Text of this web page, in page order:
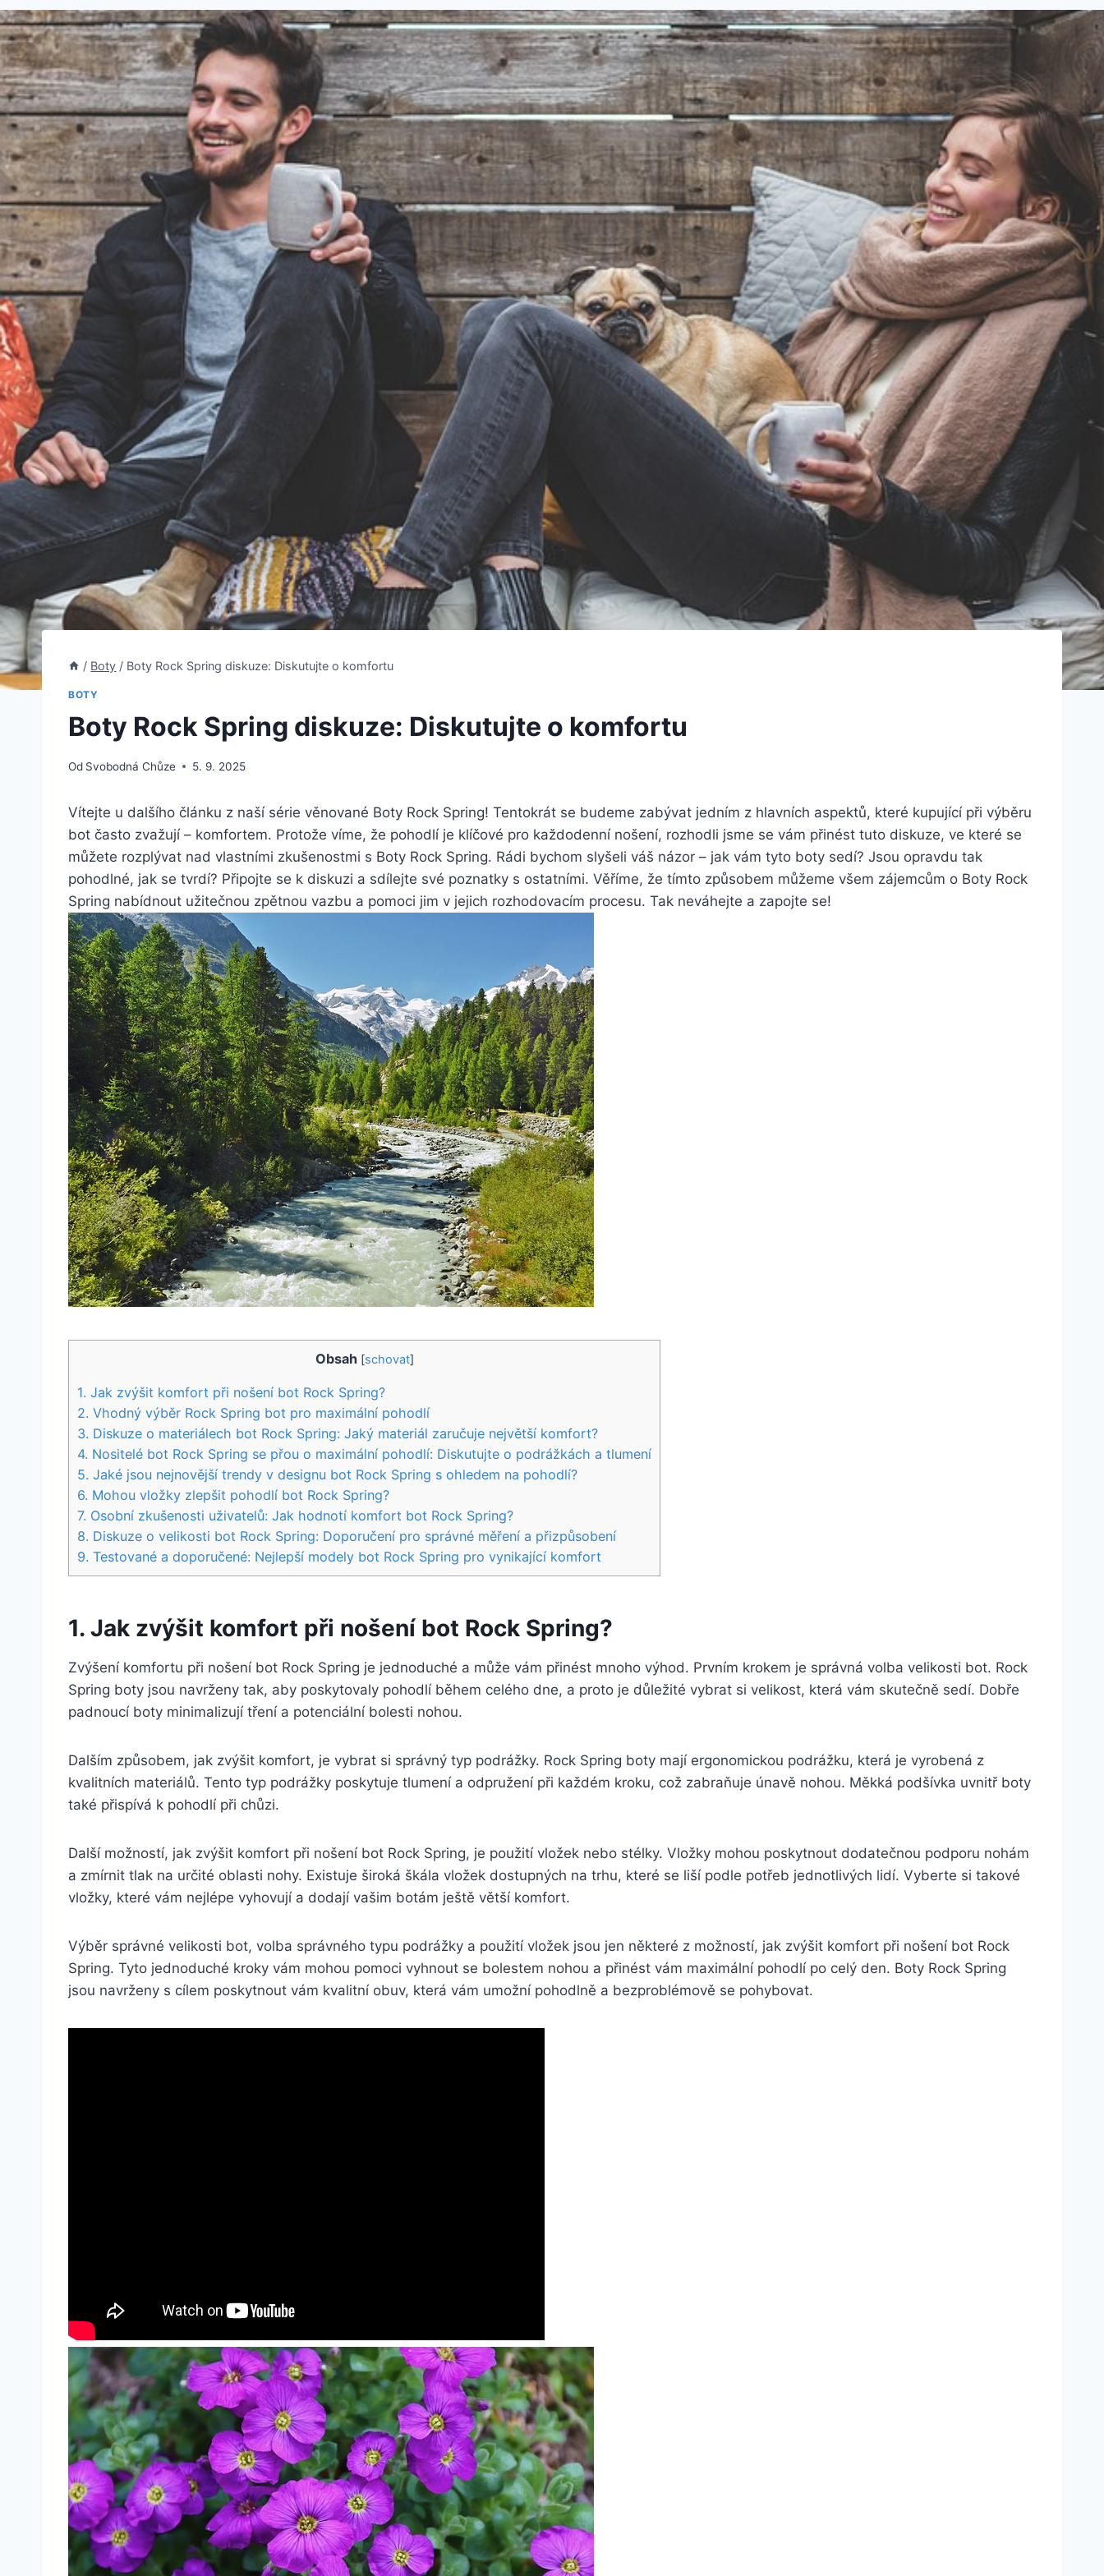
/ Boty / Boty Rock Spring diskuze: Diskutujte o komfortu
BOTY
Boty Rock Spring diskuze: Diskutujte o komfortu
Od Svobodná Chůze 5. 9. 2025
Vítejte u dalšího článku z⁢ naší série věnované Boty Rock‌ Spring! Tentokrát se budeme zabývat‌ jedním z hlavních⁤ aspektů, které kupující při výběru
bot často zvažují⁢ – komfortem. Protože víme, že pohodlí je klíčové pro každodenní nošení, rozhodli jsme se vám ⁢přinést tuto diskuze, ve ⁤které se
‌můžete rozplývat nad ‍vlastními zkušenostmi s Boty Rock Spring. Rádi bychom slyšeli váš ⁤názor – ​jak vám⁣ tyto boty sedí? Jsou opravdu tak
pohodlné, jak se ​tvrdí? Připojte se ‌k diskuzi a ​sdílejte své poznatky s ostatními. Věříme, že ​tímto způsobem​ můžeme všem zájemcům o Boty Rock
Spring nabídnout užitečnou zpětnou vazbu a ‌pomoci jim v jejich ‌rozhodovacím procesu. Tak neváhejte a zapojte se!
Obsah [schovat]
1.⁢ Jak zvýšit ‌komfort při nošení bot‍ Rock Spring?
2. Vhodný výběr‌ Rock‍ Spring‌ bot pro ⁢maximální pohodlí
3. Diskuze o⁢ materiálech bot Rock Spring: Jaký materiál zaručuje ⁤největší komfort?
4. Nositelé bot Rock Spring se přou o maximální pohodlí: Diskutujte⁣ o podrážkách a tlumení
5. Jaké​ jsou nejnovější trendy v ⁣designu bot Rock Spring‌ s ohledem na pohodlí?
6. ⁤Mohou vložky zlepšit ‍pohodlí bot ‍Rock Spring?
7. Osobní zkušenosti uživatelů:‌ Jak hodnotí komfort bot Rock‌ Spring?
8. Diskuze ⁣o velikosti bot Rock⁢ Spring: Doporučení⁢ pro správné měření a přizpůsobení
9. Testované a ​doporučené: Nejlepší modely bot Rock Spring pro vynikající komfort
1.⁢ Jak zvýšit ‌komfort při nošení bot‍ Rock Spring?
Zvýšení komfortu při nošení ⁢bot Rock Spring‍ je⁤ jednoduché a ⁣může vám⁤ přinést mnoho výhod. Prvním‌ krokem je‌ správná volba‍ velikosti bot. Rock
Spring boty jsou navrženy tak, aby poskytovaly ⁤pohodlí během celého dne, ⁤a proto je důležité vybrat si velikost, která vám ⁢skutečně sedí. ​Dobře
padnoucí‍ boty minimalizují tření‌ a ‍potenciální‍ bolesti⁤ nohou.
Dalším způsobem, jak zvýšit komfort, je vybrat si správný typ⁤ podrážky. Rock Spring boty mají​ ergonomickou podrážku, která je vyrobená⁢ z
kvalitních materiálů. Tento typ podrážky poskytuje tlumení ⁢a odpružení při každém kroku, což​ zabraňuje únavě⁣ nohou. Měkká podšívka‌ uvnitř ‌boty
také přispívá k pohodlí při chůzi.
Další možností, ⁢jak zvýšit komfort‌ při nošení ‌bot Rock ⁤Spring, je použití ⁢vložek nebo‍ stélky. Vložky mohou poskytnout dodatečnou podporu nohám
⁣a zmírnit tlak na určité oblasti nohy. Existuje široká škála vložek dostupných na trhu, které se liší podle potřeb jednotlivých lidí. Vyberte si takové
vložky, které ⁢vám nejlépe vyhovují a dodají vašim​ botám ještě ​větší komfort.
Výběr správné velikosti bot, volba správného typu podrážky a použití vložek jsou jen některé z možností, jak zvýšit komfort při ‍nošení bot Rock ​
Spring. Tyto jednoduché kroky vám‌ mohou pomoci vyhnout se bolestem nohou⁤ a‌ přinést vám⁣ maximální pohodlí po celý den. ‌Boty⁤ Rock Spring⁣
jsou navrženy s cílem poskytnout vám kvalitní obuv, která ‍vám​ umožní pohodlně a bezproblémově ⁢se pohybovat.